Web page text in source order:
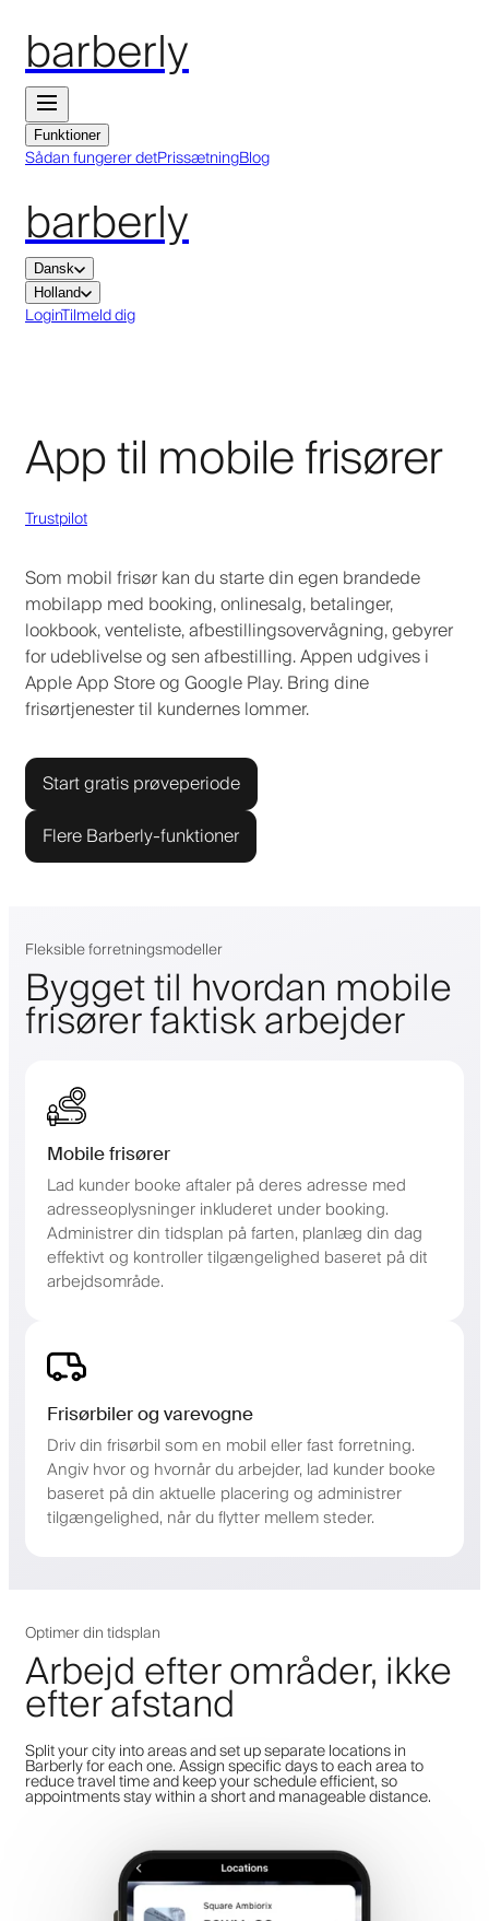
barberly
Funktioner
Sådan fungerer detPrissætningBlog
barberly
Dansk
Holland
LoginTilmeld dig
App til mobile frisører
Trustpilot
Som mobil frisør kan du starte din egen brandede
mobilapp med booking, onlinesalg, betalinger,
lookbook, venteliste, afbestillingsovervågning, gebyrer
for udeblivelse og sen afbestilling. Appen udgives i
Apple App Store og Google Play. Bring dine
frisørtjenester til kundernes lommer.
Start gratis prøveperiode
Flere Barberly-funktioner
Fleksible forretningsmodeller
Bygget til hvordan mobile
frisører faktisk arbejder
Mobile frisører
Lad kunder booke aftaler på deres adresse med
adresseoplysninger inkluderet under booking.
Administrer din tidsplan på farten, planlæg din dag
effektivt og kontroller tilgængelighed baseret på dit
arbejdsområde.
Frisørbiler og varevogne
Driv din frisørbil som en mobil eller fast forretning.
Angiv hvor og hvornår du arbejder, lad kunder booke
baseret på din aktuelle placering og administrer
tilgængelighed, når du flytter mellem steder.
Optimer din tidsplan
Arbejd efter områder, ikke
efter afstand
Split your city into areas and set up separate locations in
Barberly for each one. Assign specific days to each area to
reduce travel time and keep your schedule efficient, so
appointments stay within a short and manageable distance.